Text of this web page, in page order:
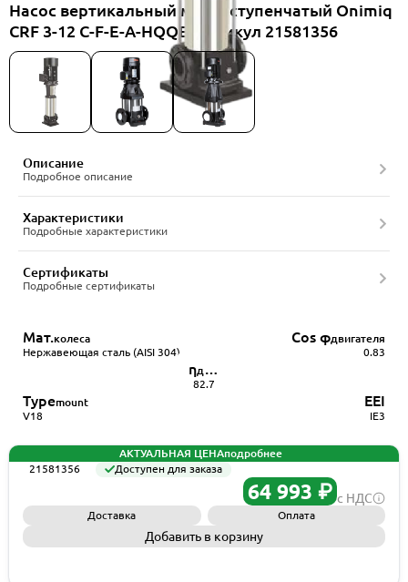
Насос вертикальный многоступенчатый Onimiq
CRF 3-12 C-F-E-A-HQQE, артикул 21581356
Описание
Подробное описание
Характеристики
Подробные характеристики
Сертификаты
Подробные сертификаты
Мат.колеса
Нержавеющая сталь (AISI 304)
Cos φдвигателя
0.83
Typemount
V18
EEI
IE3
ηдвигателя
82.7
АКТУАЛЬНАЯ ЦЕНАподробнее
21581356
Доступен для заказа
64 993 ₽ с НДС
Доставка Оплата
Добавить в корзину